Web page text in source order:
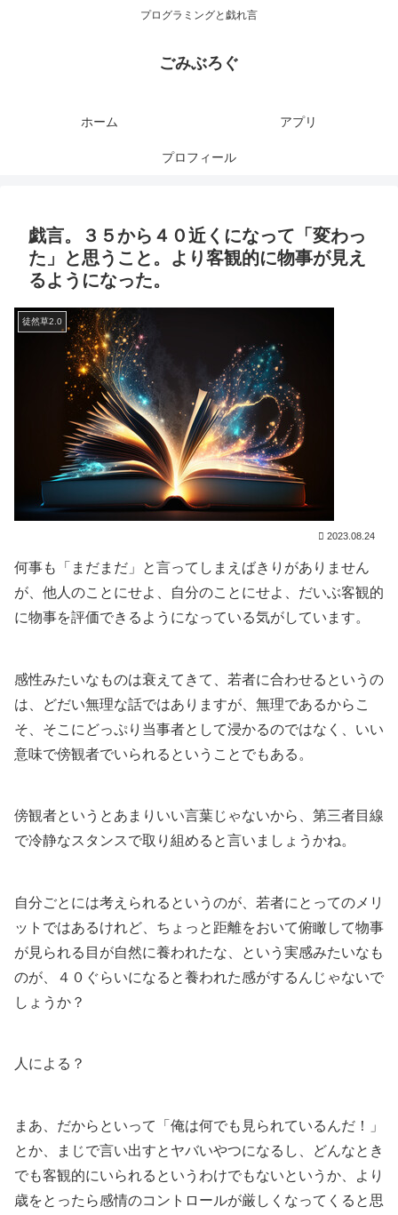
プログラミングと戯れ言
ごみぶろぐ
ホーム アプリ
プロフィール
戯言。３５から４０近くになって「変わっ
た」と思うこと。より客観的に物事が見え
るようになった。
徒然草2.0
2023.08.24
何事も「まだまだ」と言ってしまえばきりがありません
が、他人のことにせよ、自分のことにせよ、だいぶ客観的
に物事を評価できるようになっている気がしています。
感性みたいなものは衰えてきて、若者に合わせるというの
は、どだい無理な話ではありますが、無理であるからこ
そ、そこにどっぷり当事者として浸かるのではなく、いい
意味で傍観者でいられるということでもある。
傍観者というとあまりいい言葉じゃないから、第三者目線
で冷静なスタンスで取り組めると言いましょうかね。
自分ごとには考えられるというのが、若者にとってのメリ
ットではあるけれど、ちょっと距離をおいて俯瞰して物事
が見られる目が自然に養われたな、という実感みたいなも
のが、４０ぐらいになると養われた感がするんじゃないで
しょうか？
人による？
まあ、だからといって「俺は何でも見られているんだ！」
とか、まじで言い出すとヤバいやつになるし、どんなとき
でも客観的にいられるというわけでもないというか、より
歳をとったら感情のコントロールが厳しくなってくると思